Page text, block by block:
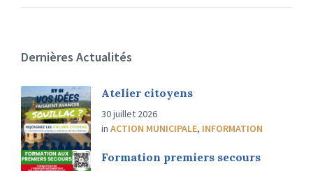
Dernières Actualités
Atelier citoyens
30 juillet 2026
in ACTION MUNICIPALE, INFORMATION
Formation premiers secours